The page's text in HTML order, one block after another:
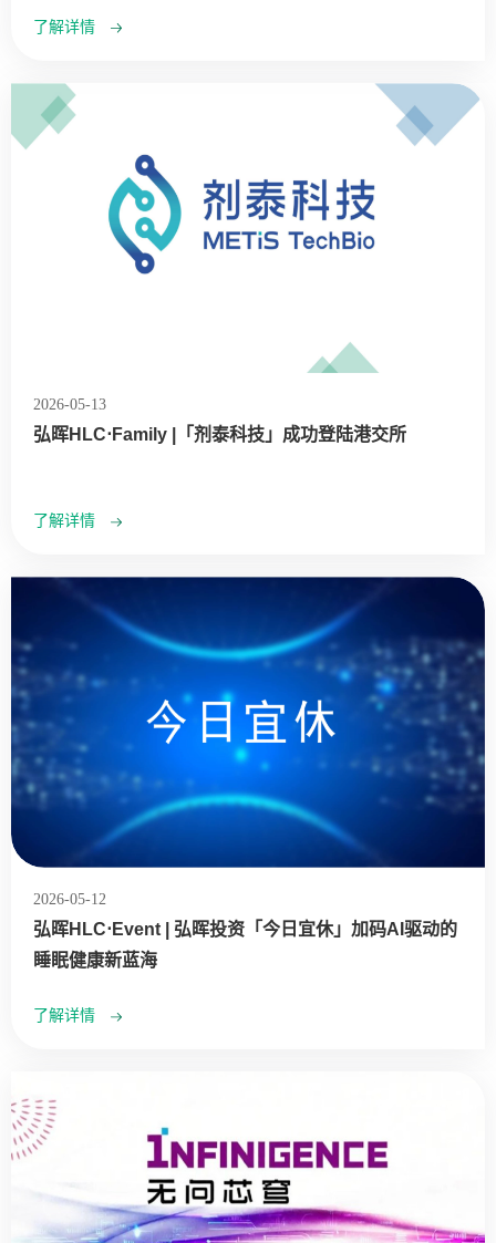
了解详情
2026-05-13
弘晖HLC⋅Family |「剂泰科技」成功登陆港交所
了解详情
2026-05-12
弘晖HLC⋅Event | 弘晖投资「今日宜休」加码AI驱动的
睡眠健康新蓝海
了解详情